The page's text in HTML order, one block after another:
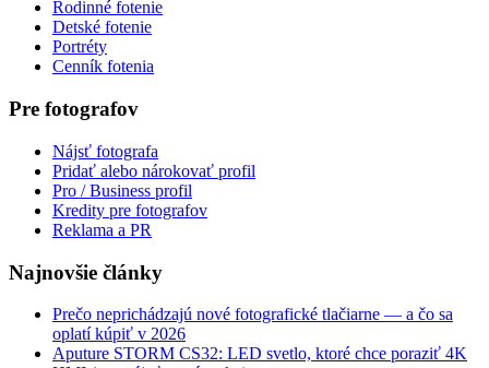
Rodinné fotenie
Detské fotenie
Portréty
Cenník fotenia
Pre fotografov
Nájsť fotografa
Pridať alebo nárokovať profil
Pro / Business profil
Kredity pre fotografov
Reklama a PR
Najnovšie články
Prečo neprichádzajú nové fotografické tlačiarne — a čo sa
oplatí kúpiť v 2026
Aputure STORM CS32: LED svetlo, ktoré chce poraziť 4K